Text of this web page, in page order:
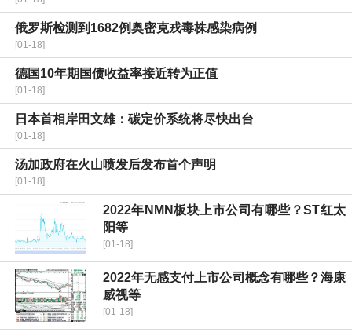
俄罗斯检测到1682例奥密克戎毒株感染病例
[01-18]
德国10年期国债收益率接近转为正值
[01-18]
日本首相岸田文雄：碳定价系统将尽快出台
[01-18]
汤加政府在火山喷发后发布首个声明
[01-18]
2022年NMN板块上市公司有哪些？ST红太
阳等
[01-18]
2022年无感支付上市公司概念有哪些？海康
威视等
[01-18]